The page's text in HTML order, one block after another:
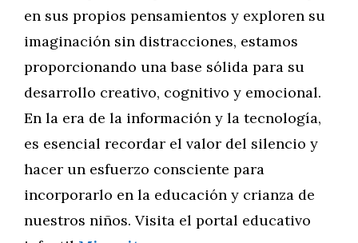
en sus propios pensamientos y exploren su
imaginación sin distracciones, estamos
proporcionando una base sólida para su
desarrollo creativo, cognitivo y emocional.
En la era de la información y la tecnología,
es esencial recordar el valor del silencio y
hacer un esfuerzo consciente para
incorporarlo en la educación y crianza de
nuestros niños. Visita el portal educativo